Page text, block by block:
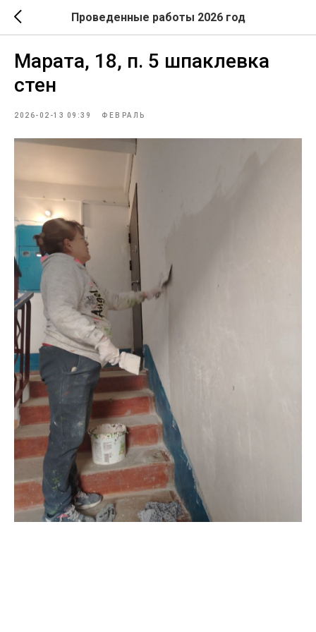
Проведенные работы 2026 год
Марата, 18, п. 5 шпаклевка
стен
2026-02-13 09:39 ФЕВРАЛЬ